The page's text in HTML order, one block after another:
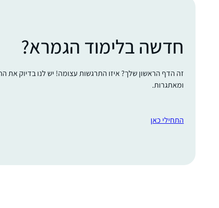
חדשה בלימוד הגמרא?
זה הדף הראשון שלך? איזו התרגשות עצומה! יש לנו בדיוק את
ומאתגרות.
התחילי כאן